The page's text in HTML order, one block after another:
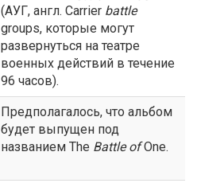
(АУГ, англ. Carrier battle
groups, которые могут
развернуться на театре
военных действий в течение
96 часов).
Предполагалось, что альбом
будет выпущен под
названием The BattleofOne.